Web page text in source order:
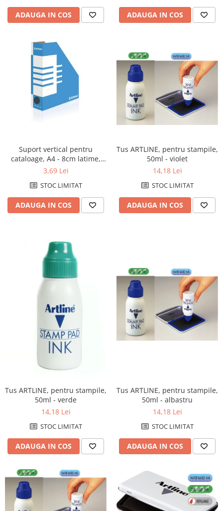
Markere permanente
Markere speciale
Pixuri cu gel
Pixuri cu mecanism
Pixuri fara mecanism
Pixuri pentru ghisee
Rezerve pixuri
Stilouri si rezerve
Textmarkere
Accesorii pentru table
Display-uri de prezentare si afisare
Focus touch
Panouri, suporturi si aviziere
pentru prezentare
Table din pluta
Table magnetice si plannere
Mobilier si accesorii birou
Clasificatoare si vestiare
Covorase protectie podea
Dulapuri metalice
Mobilier de birou
Panouri pentru chei
Rafturi arhivare
Scaune vizitator
Suporturi ergonomice
Produse curatenie pentru birou
ADAUGA IN COS ADAUGA IN COS
Suport vertical pentru
cataloage, A4 - 8cm latime,
din carton, DONAU - albastru
3,69 Lei
STOC LIMITAT
ADAUGA IN COS
Tus ARTLINE, pentru stampile,
50ml - violet
14,18 Lei
STOC LIMITAT
ADAUGA IN COS
Tus ARTLINE, pentru stampile,
50ml - verde
14,18 Lei
STOC LIMITAT
ADAUGA IN COS
Tus ARTLINE, pentru stampile,
50ml - albastru
14,18 Lei
STOC LIMITAT
ADAUGA IN COS